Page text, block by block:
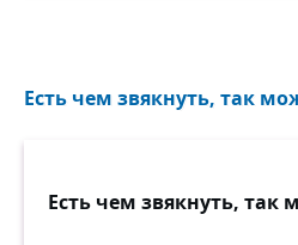
Есть чем звякнуть, так
Есть чем звякнуть, так